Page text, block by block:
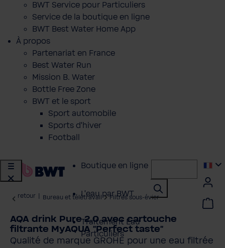
BWT Service pour Particuliers
Service de la boutique en ligne
BWT Best Water Home App
À propos
Partenariat en France
Best Water Run
Mission B. Water
Bottle Free Zone
BWT et le sport
Sport automobile
Sports d'hiver
Football
Boutique en ligne
L'eau par BWT
Traitement Eau
Particuliers
retour Bureau et télétravail Filtres sous-évier
AQA drink Pure 2.0 avec cartouche
filtrante MyAQUA "Perfect taste"
Qualité de marque GROHE pour une eau filtrée